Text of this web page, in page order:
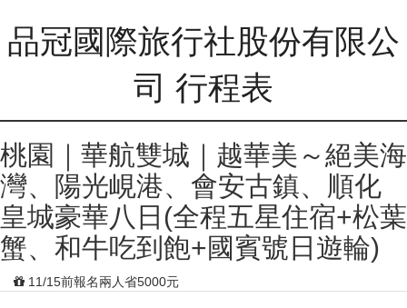
品冠國際旅行社股份有限公
司 行程表
桃園｜華航雙城｜越華美～絕美海
灣、陽光峴港、會安古鎮、順化
皇城豪華八日(全程五星住宿+松葉
蟹、和牛吃到飽+國賓號日遊輪)
11/15前報名兩人省5000元